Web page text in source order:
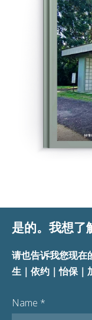
是的。我想了
请也告诉我您现在
生｜依约｜怡保｜
Name *